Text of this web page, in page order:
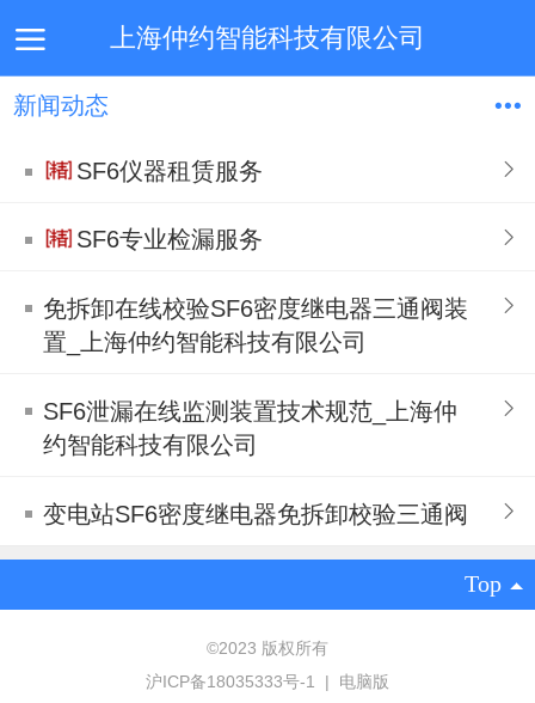
上海仲约智能科技有限公司
首页 关于我们
新闻动态
SF6仪器租赁服务
SF6专业检漏服务
免拆卸在线校验SF6密度继电器三通阀装
置_上海仲约智能科技有限公司
SF6泄漏在线监测装置技术规范_上海仲
约智能科技有限公司
变电站SF6密度继电器免拆卸校验三通阀
Top
©2023 版权所有
沪ICP备18035333号-1
|
电脑版